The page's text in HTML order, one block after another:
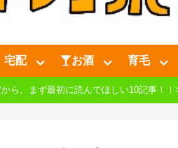
宅配 お酒 育毛
ら、まず最初に読んでほしい10記事！！